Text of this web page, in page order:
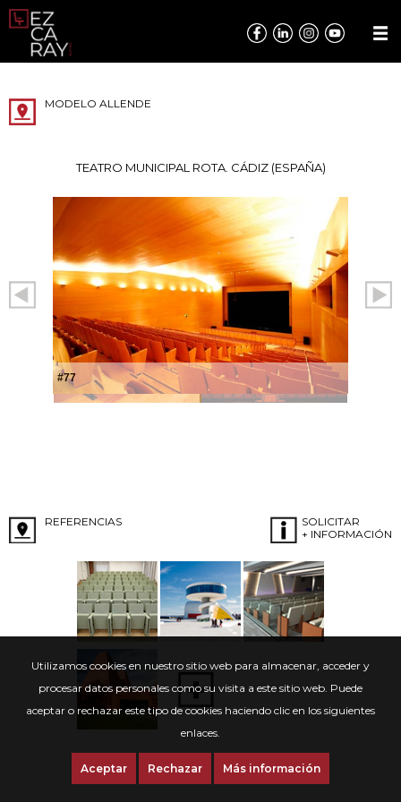
Utilizamos cookies en nuestro sitio web para almacenar, acceder y
procesar datos personales como su visita a este sitio web. Puede
aceptar o rechazar este tipo de cookies haciendo clic en los siguientes
enlaces.
Aceptar Rechazar Más información
MODELO ALLENDE
TEATRO MUNICIPAL ROTA. CÁDIZ (ESPAÑA)
#77
REFERENCIAS
SOLICITAR
+ INFORMACIÓN